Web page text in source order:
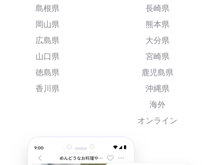
島根県
岡山県
広島県
山口県
徳島県
香川県
長崎県
熊本県
大分県
宮崎県
鹿児島県
沖縄県
海外
オンライン